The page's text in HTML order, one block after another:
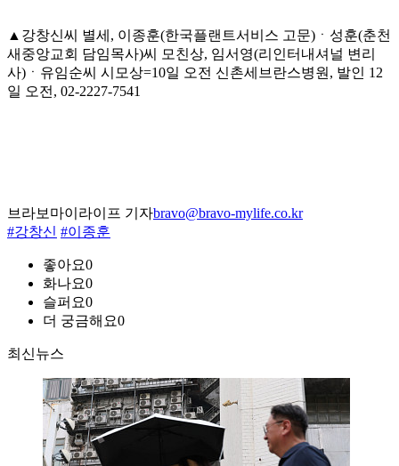
▲강창신씨 별세, 이종훈(한국플랜트서비스 고문)ㆍ성훈(춘천
새중앙교회 담임목사)씨 모친상, 임서영(리인터내셔널 변리
사)ㆍ유임순씨 시모상=10일 오전 신촌세브란스병원, 발인 12
일 오전, 02-2227-7541
브라보마이라이프 기자bravo@bravo-mylife.co.kr
#강창신 #이종훈
좋아요0
화나요0
슬퍼요0
더 궁금해요0
최신뉴스